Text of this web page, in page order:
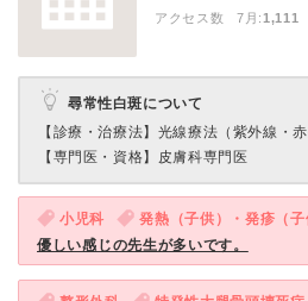
アクセス数 7月:1,111
尋常性白斑について
【診療・治療法】 光線療法（紫外線・
【専門医・資格】 皮膚科専門医
小児科 発熱（子供）・発疹（子
優しい感じの先生が多いです。